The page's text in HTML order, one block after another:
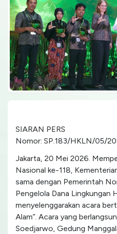
SIARAN PERS
Nomor: SP.183/HKLN/05/
Jakarta, 20 Mei 2026.
Nasional ke-118,
sama dengan Pemerintah
Pengelola Dana Lingkungan
menyelenggarakan acara
Alam”. Acara yang
Soedjarwo, Gedung